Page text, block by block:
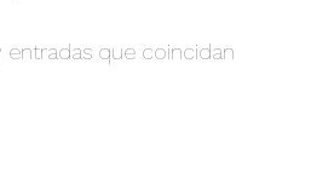
entradas que coincidan